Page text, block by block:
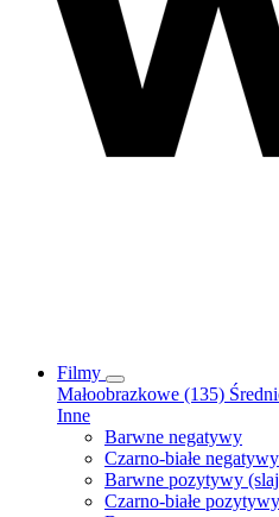
Filmy
Małoobrazkowe (135)
Inne
Barwne negatywy
Czarno-białe negatywy
Barwne pozytywy
Czarno-białe